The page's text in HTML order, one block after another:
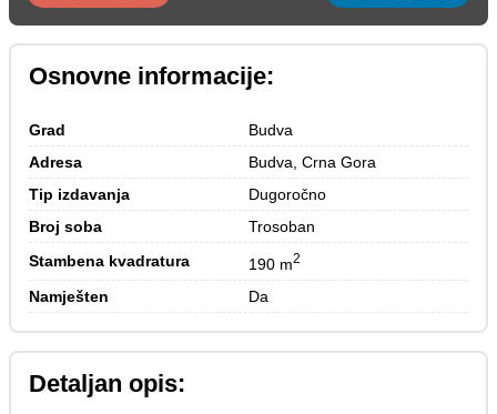
Osnovne informacije:
Grad
Budva
Adresa
Budva, Crna Gora
Tip izdavanja
Dugoročno
Broj soba
Trosoban
Stambena kvadratura
190 m2
Namješten Da
Detaljan opis: